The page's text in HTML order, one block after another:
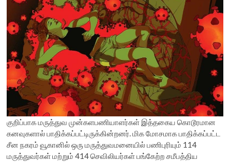
குறிப்பாக மருத்துவ முன்களபணியாளர்கள் இத்தகைய கொடூரமான
கனவுகளால் பாதிக்கப்பட்டிருக்கின்றனர். மிக மோசமாக பாதிக்கப்பட்ட
சீன நகரம் வூகானில் ஒரு மருத்துவமனையில் பணிபுரியும் 114
மருத்துவர்கள் மற்றும் 414 செவிலியர்கள் பங்கேற்ற சமீபத்திய